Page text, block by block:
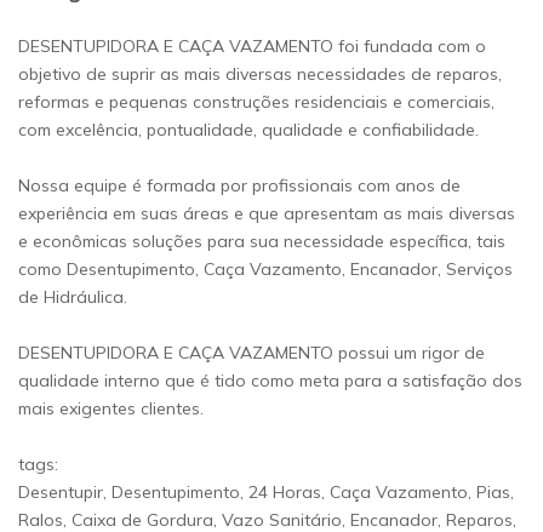
DESENTUPIDORA E CAÇA VAZAMENTO foi fundada com o
objetivo de suprir as mais diversas necessidades de reparos,
reformas e pequenas construções residenciais e comerciais,
com excelência, pontualidade, qualidade e confiabilidade.
Nossa equipe é formada por profissionais com anos de
experiência em suas áreas e que apresentam as mais diversas
e econômicas soluções para sua necessidade específica, tais
como Desentupimento, Caça Vazamento, Encanador, Serviços
de Hidráulica.
DESENTUPIDORA E CAÇA VAZAMENTO possui um rigor de
qualidade interno que é tido como meta para a satisfação dos
mais exigentes clientes.
tags:
Desentupir, Desentupimento, 24 Horas, Caça Vazamento, Pias,
Ralos, Caixa de Gordura, Vazo Sanitário, Encanador, Reparos,